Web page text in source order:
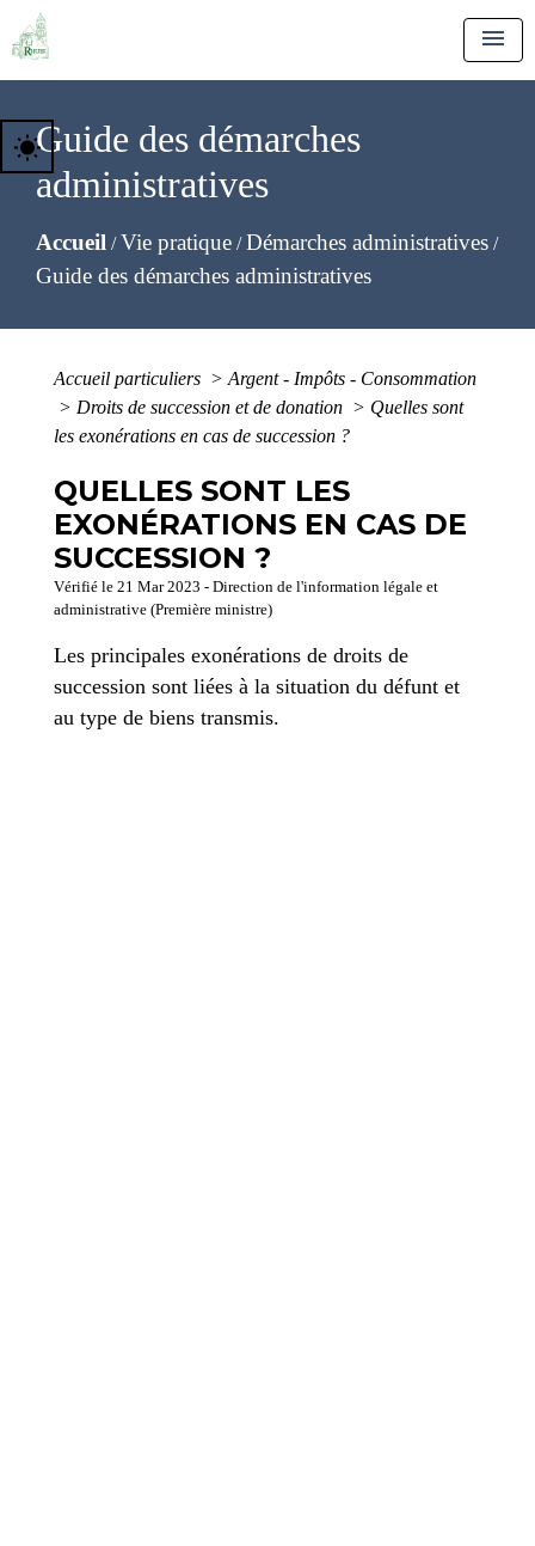
menu
Guide des démarches
administratives
Accueil /Vie pratique /Démarches administratives /
Guide des démarches administratives
wb_sunny
Accueil particuliers > Argent - Impôts - Consommation
> Droits de succession et de donation > Quelles sont
les exonérations en cas de succession ?
QUELLES SONT LES
EXONÉRATIONS EN CAS DE
SUCCESSION ?
Vérifié le 21 Mar 2023 - Direction de l'information légale et
administrative (Première ministre)
Les principales exonérations de droits de
succession sont liées à la situation du défunt et
au type de biens transmis.